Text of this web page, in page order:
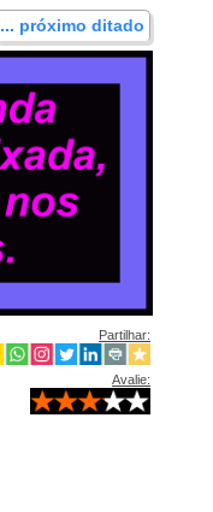
... próximo ditado
Partilhar:
Avalie: